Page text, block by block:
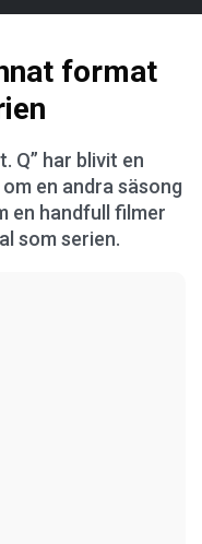
format
Q” har blivit en
en andra säsong
en handfull filmer
som serien.